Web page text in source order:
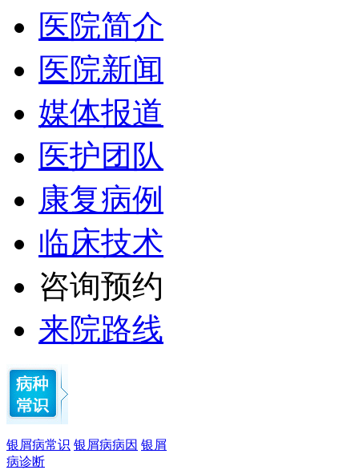
医院简介
医院新闻
媒体报道
医护团队
康复病例
临床技术
咨询预约
来院路线
银屑病常识 银屑病病因 银屑
病诊断